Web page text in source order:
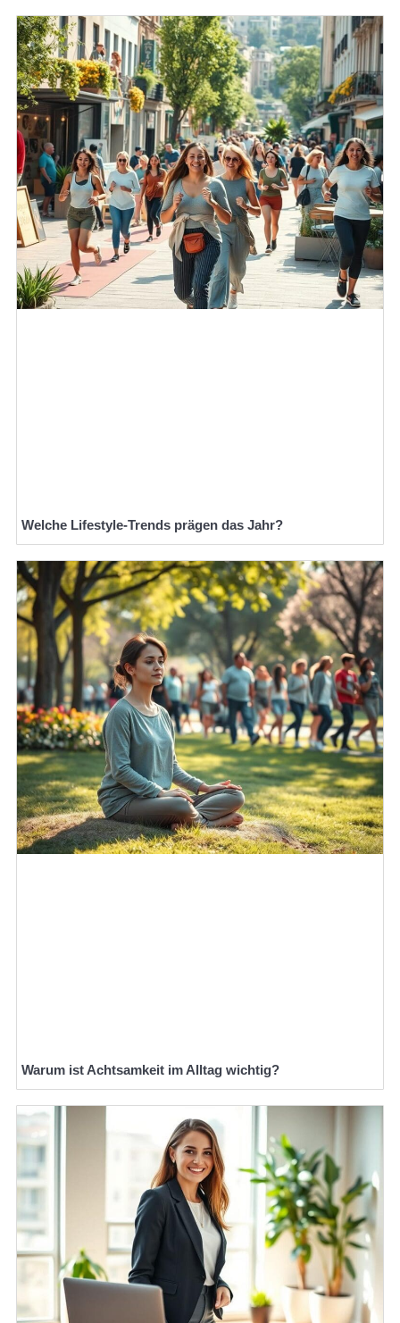
Welche Lifestyle-Trends prägen das Jahr?
Warum ist Achtsamkeit im Alltag wichtig?